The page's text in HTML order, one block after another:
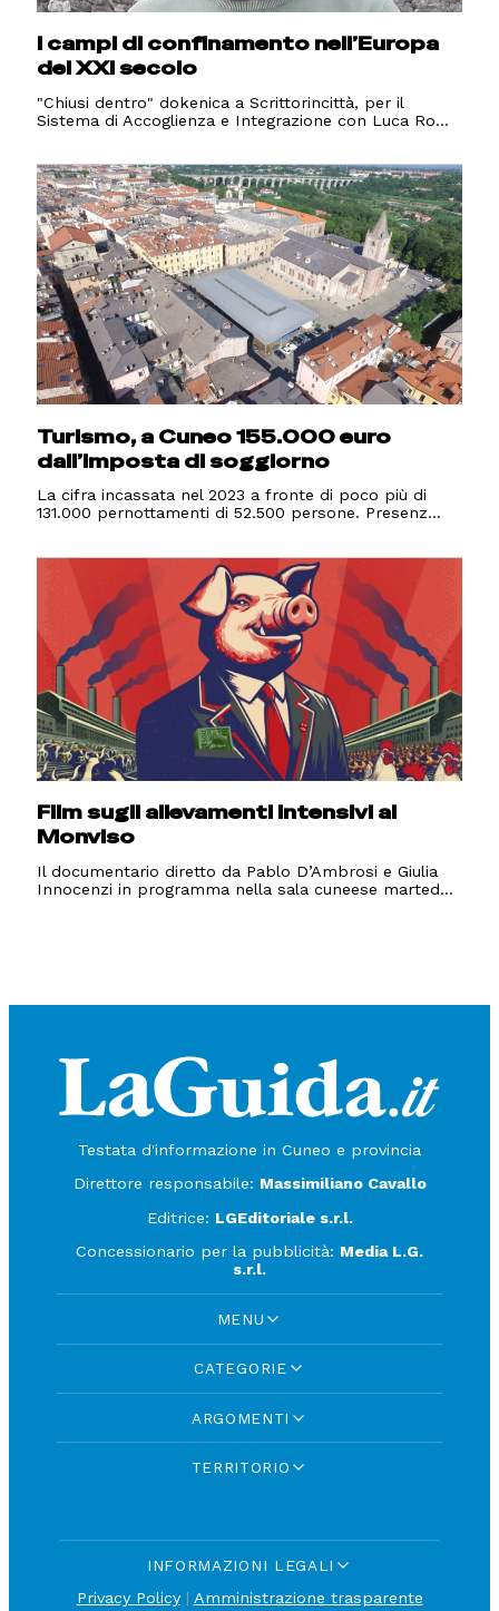
I campi di confinamento nell’Europa
del XXI secolo
"Chiusi dentro" dokenica a Scrittorincittà, per il
Sistema di Accoglienza e Integrazione con Luca Ro...
Turismo, a Cuneo 155.000 euro
dall’imposta di soggiorno
La cifra incassata nel 2023 a fronte di poco più di
131.000 pernottamenti di 52.500 persone. Presenz...
Film sugli allevamenti intensivi al
Monviso
Il documentario diretto da Pablo D’Ambrosi e Giulia
Innocenzi in programma nella sala cuneese marted...
Testata d'informazione in Cuneo e provincia
Direttore responsabile: Massimiliano Cavallo
Editrice: LGEditoriale s.r.l.
Concessionario per la pubblicità: Media L.G.
s.r.l.
MENU
CATEGORIE
ARGOMENTI
TERRITORIO
INFORMAZIONI LEGALI
Privacy Policy| Amministrazione trasparente